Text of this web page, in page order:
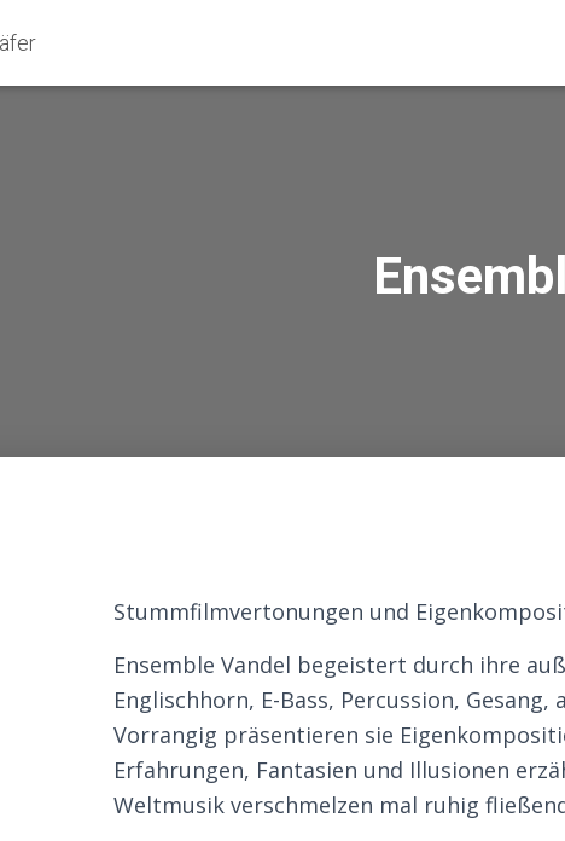
Stummfilmvertonungen und
Ensemble Vandel begeistert durch ihre
Englischhorn, E-Bass, Percussion,
Vorrangig präsentieren sie
Erfahrungen, Fantasien und Illusionen
Weltmusik verschmelzen mal ruhig